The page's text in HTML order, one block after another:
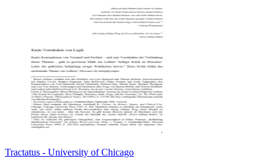
Tractatus - University of Chicago